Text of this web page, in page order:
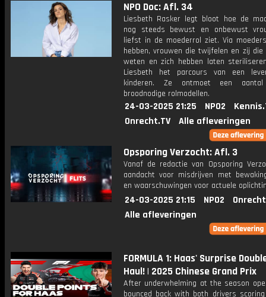
NPO Doc: Afl. 34
Liesbeth Rasker legt bloot hoe de
nog steeds bewust en onbewust
liefst in de moederrol ziet. Via
hebben, vrouwen die twijfelen en zij die
weten en zich hebben laten
Liesbeth het parcours van een
kinderen. Ze ontmoet een aantal
broodnodige rolmodellen.
24-03-2025 21:25 NPO2
Onrecht.TV
Alle afleveringen
Opsporing Verzocht: Afl. 3
Vanaf de redactie van Opsporing
aandacht voor misdrijven met
en waarschuwingen voor actuele
24-03-2025 21:15 NPO2
Alle afleveringen
FORMULA 1: Haas' Surprise
Haul! | 2025 Chinese Grand Prix
After underwhelming at the season
bounced back with both drivers